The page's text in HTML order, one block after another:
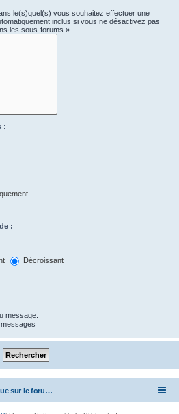
le(s)quel(s) vous souhaitez effectuer une
inclus si vous ne désactivez pas
les sous-forums ».
:
:
Décroissant
message.
Bienvenue sur le forum des scooters de la gamme SYM